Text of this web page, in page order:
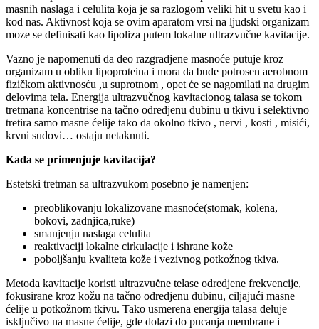
masnih naslaga i celulita koja je sa razlogom veliki hit u svetu kao i
kod nas. Aktivnost koja se ovim aparatom vrsi na ljudski organizam
moze se definisati kao lipoliza putem lokalne ultrazvučne kavitacije.
Vazno je napomenuti da deo razgradjene masnoće putuje kroz
organizam u obliku lipoproteina i mora da bude potrosen aerobnom
fizičkom aktivnosću ,u suprotnom , opet će se nagomilati na drugim
delovima tela. Energija ultrazvučnog kavitacionog talasa se tokom
tretmana koncentrise na tačno odredjenu dubinu u tkivu i selektivno
tretira samo masne ćelije tako da okolno tkivo , nervi , kosti , misići,
krvni sudovi… ostaju netaknuti.
Kada se primenjuje kavitacija?
Estetski tretman sa ultrazvukom posebno je namenjen:
preoblikovanju lokalizovane masnoće(stomak, kolena,
bokovi, zadnjica,ruke)
smanjenju naslaga celulita
reaktivaciji lokalne cirkulacije i ishrane kože
poboljšanju kvaliteta kože i vezivnog potkožnog tkiva.
Metoda kavitacije koristi ultrazvučne telase odredjene frekvencije,
fokusirane kroz kožu na tačno odredjenu dubinu, ciljajući masne
ćelije u potkožnom tkivu. Tako usmerena energija talasa deluje
isključivo na masne ćelije, gde dolazi do pucanja membrane i